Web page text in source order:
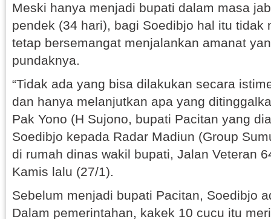
Meski hanya menjadi bupati dalam masa
pendek (34 hari), bagi Soedibjo hal itu tidak
tetap bersemangat menjalankan amanat
pundaknya.
“Tidak ada yang bisa dilakukan secara
dan hanya melanjutkan apa yang
Pak Yono (H Sujono, bupati Pacitan yang
Soedibjo kepada Radar Madiun (Group
di rumah dinas wakil bupati, Jalan Veteran
Kamis lalu (27/1).
Sebelum menjadi bupati Pacitan, Soedibjo
Dalam pemerintahan, kakek 10 cucu itu